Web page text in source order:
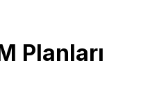
Planları